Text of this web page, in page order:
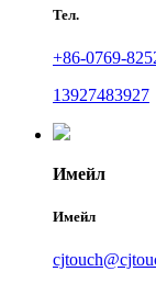
Тел.
+86-0769-
13927483927
Имейл
Имейл